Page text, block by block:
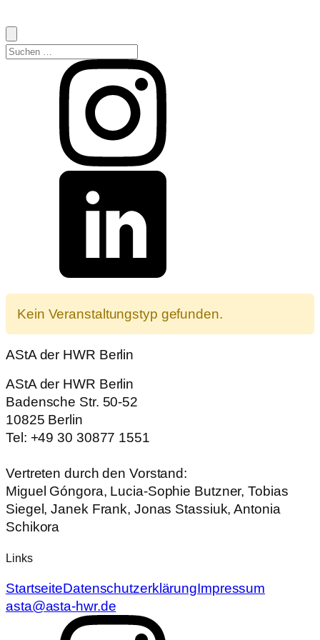
Suchen
Kein Veranstaltungstyp gefunden.
AStA der HWR Berlin
AStA der HWR Berlin
Badensche Str. 50-52
10825 Berlin
Tel: +49 30 30877 1551
Vertreten durch den Vorstand:
Miguel Góngora, Lucia-Sophie Butzner, Tobias
Siegel, Janek Frank, Jonas Stassiuk, Antonia
Schikora
Links
StartseiteDatenschutzerklärungImpressum
asta@asta-hwr.de